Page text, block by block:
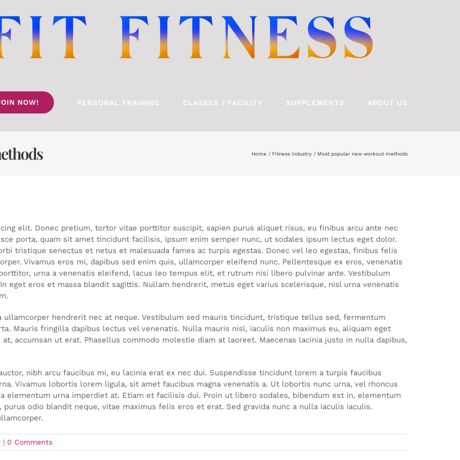
NOW! PERSONAL TRAINING CLASSES / FACILITY SUPPLEMENTS ABOUT US
Home Fitness Industry Most popular new workout methods
elit. Donec pretium, tortor vitae porttitor suscipit, sapien purus aliquet risus, eu finibus arcu ante nec
porta, quam sit amet tincidunt facilisis, ipsum enim semper nunc, ut sodales ipsum lectus eget dolor.
tristique senectus et netus et malesuada fames ac turpis egestas. Donec vel leo egestas, finibus felis
Vivamus eros mi, dapibus sed enim quis, ullamcorper eleifend nunc. Pellentesque ex eros, venenatis
urna a venenatis eleifend, lacus leo tempus elit, et rutrum nisi libero pulvinar ante. Vestibulum
eget eros et massa blandit sagittis. Nullam hendrerit, metus eget varius scelerisque, nisl urna venenatis
ullamcorper hendrerit nec at neque. Vestibulum sed mauris tincidunt, tristique tellus sed, fermentum
Mauris fringilla dapibus lectus vel venenatis. Nulla mauris nisl, iaculis non maximus eu, aliquam eget
at, accumsan ut erat. Phasellus commodo molestie diam at laoreet. Maecenas lacinia justo in nulla dapibus,
nibh arcu faucibus mi, eu lacinia erat ex nec dui. Suspendisse tincidunt lorem a turpis faucibus
Vivamus lobortis lorem ligula, sit amet faucibus magna venenatis a. Ut lobortis nunc urna, vel rhoncus
elementum urna imperdiet at. Etiam et facilisis dui. Proin ut libero sodales, bibendum est in, elementum
odio blandit neque, vitae maximus felis eros et erat. Sed gravida nunc a nulla iaculis iaculis.
| 0 Comments